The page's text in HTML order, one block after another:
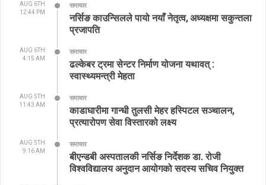
AUG 6TH
12:44 PM
समाचार
नर्सिङ काउन्सिलले पायो नयाँ नेतृत्व, अध्यक्षमा सकुन्तला
प्रजापति
AUG 6TH
4:15 AM
समाचार
ढल्केबर ट्रमा सेन्टर निर्माण योजना यथावत् :
स्वास्थ्यमन्त्री मेहता
AUG 5TH
11:43 AM
समाचार
काडाघारीमा गान्धी तुलसी मेहर हस्पिटल सञ्चालन,
प्रत्यारोपण सेवा विस्तारको लक्ष्य
AUG 5TH
9:16 AM
समाचार
बीएन्डबी अस्पतालकी नर्सिङ निर्देशक डा. रोजी
विश्वविद्यालय अनुदान आयोगको सदस्य सचिव नियुक्त